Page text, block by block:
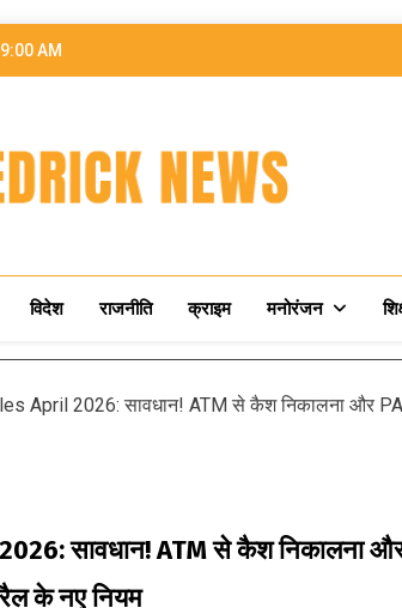
AM
NEWS
विदेश राजनीति क्राइम मनोरंजन
April 2026: सावधान! ATM से कैश निकालना और
सावधान! ATM से कैश निकालना और
के नए नियम